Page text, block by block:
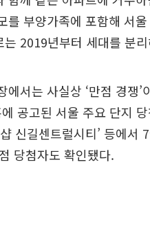
를 부양가족에 포함해 서
는 2019년부터 세대를 분
에서는 사실상 ‘만점 경쟁
공고된 서울 주요 단지
신길센트럴시티’ 등에
당첨자도 확인됐다.